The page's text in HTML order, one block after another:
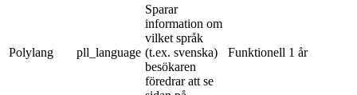
Polylang pll_language
Sparar
information om
vilket språk
(t.ex. svenska)
besökaren
föredrar att se
Funktionell 1 år